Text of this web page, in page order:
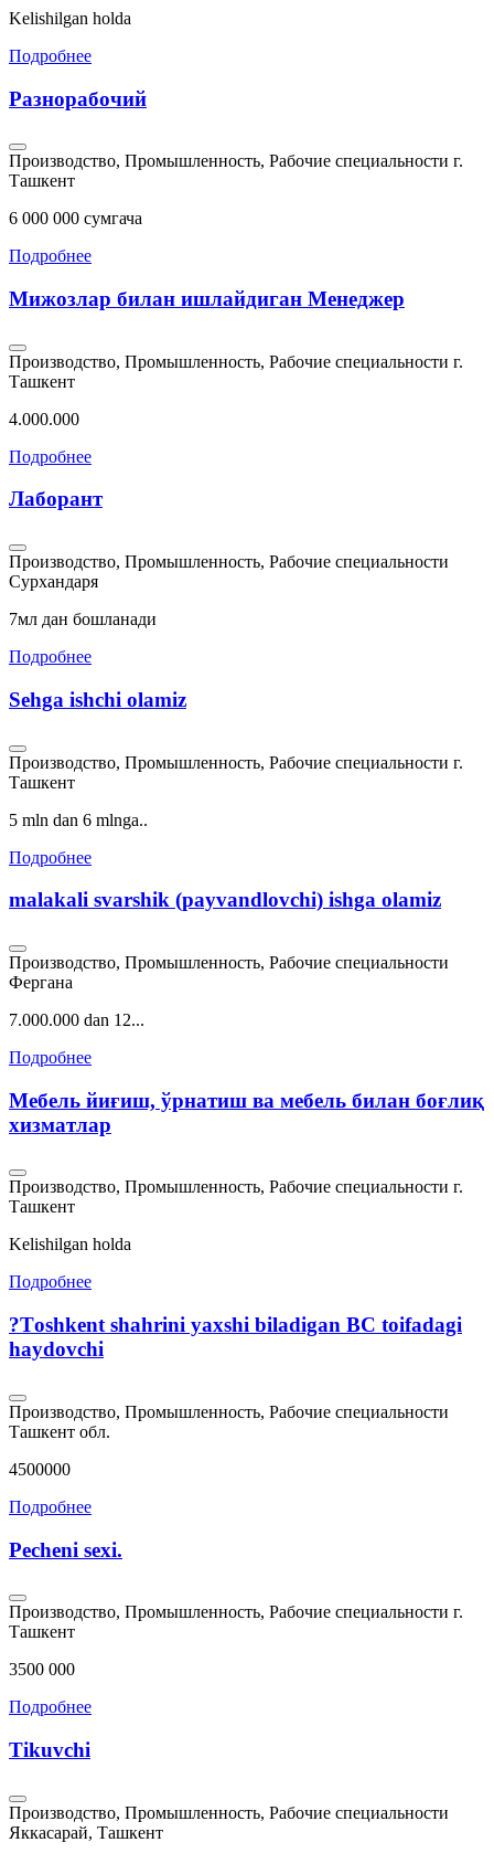
Kelishilgan holda
Подробнее
Разнорабочий
Производство, Промышленность, Рабочие специальности г.
Ташкент
6 000 000 сумгача
Подробнее
Мижозлар билан ишлайдиган Менеджер
Производство, Промышленность, Рабочие специальности г.
Ташкент
4.000.000
Подробнее
Лаборант
Производство, Промышленность, Рабочие специальности
Сурхандаря
7мл дан бошланади
Подробнее
Sehga ishchi olamiz
Производство, Промышленность, Рабочие специальности г.
Ташкент
5 mln dan 6 mlnga..
Подробнее
malakali svarshik (payvandlovchi) ishga olamiz
Производство, Промышленность, Рабочие специальности
Фергана
7.000.000 dan 12...
Подробнее
Мебель йиғиш, ўрнатиш ва мебель билан боғлиқ
хизматлар
Производство, Промышленность, Рабочие специальности г.
Ташкент
Kelishilgan holda
Подробнее
?Тoshkent shahrini yaxshi biladigan BC toifadagi
haydovchi
Производство, Промышленность, Рабочие специальности
Ташкент обл.
4500000
Подробнее
Pecheni sexi.
Производство, Промышленность, Рабочие специальности г.
Ташкент
3500 000
Подробнее
Tikuvchi
Производство, Промышленность, Рабочие специальности
Яккасарай, Ташкент